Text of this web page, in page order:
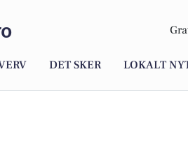
DET SKER LOKALT